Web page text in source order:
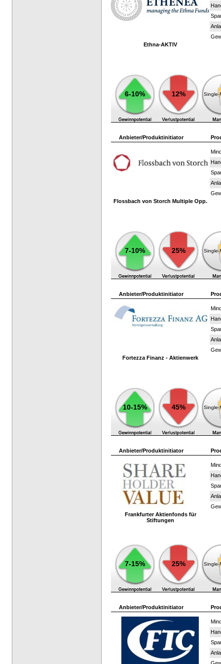
Ethna-AKTIV
6-10% 12% Single-
Anbieter/Produktinitiator
Flossbach von Storch Multiple Opp.
7-10% 25% Single-
Anbieter/Produktinitiator
Fortezza Finanz - Aktienwerk
10-15% 45% Single-
Anbieter/Produktinitiator
Frankfurter Aktienfonds für
Stiftungen
7-15% 25% Single-
Anbieter/Produktinitiator